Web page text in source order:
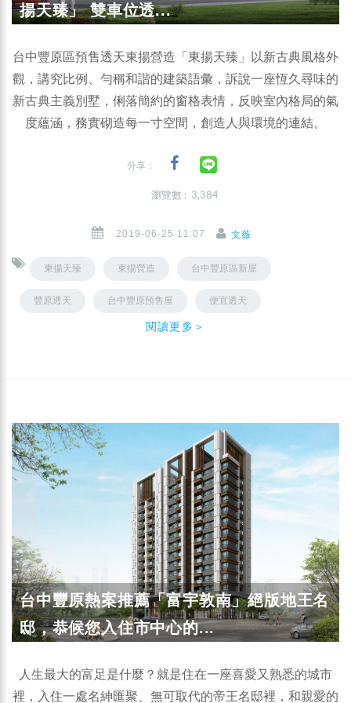
揚天臻」 雙車位透...
台中豐原區預售透天東揚營造「東揚天臻」以新古典風格外
觀，講究比例、勻稱和諧的建築語彙，訴說一座恆久尋味的
新古典主義別墅，俐落簡約的窗格表情，反映室內格局的氣
度蘊涵，務實砌造每一寸空間，創造人與環境的連結。
分享：
瀏覽數 : 3,384
2019-06-25 11:07 文薇
東揚天臻 東揚營造 台中豐原區新屋
豐原透天 台中豐原預售屋 便宜透天
閱讀更多＞
台中豐原熱案推薦「富宇敦南」絕版地王名
邸，恭候您入住市中心的...
人生最大的富足是什麼？就是住在一座喜愛又熟悉的城市
裡，入住一處名紳匯聚、無可取代的帝王名邸裡，和親愛的